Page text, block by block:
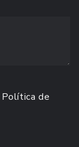
Política de